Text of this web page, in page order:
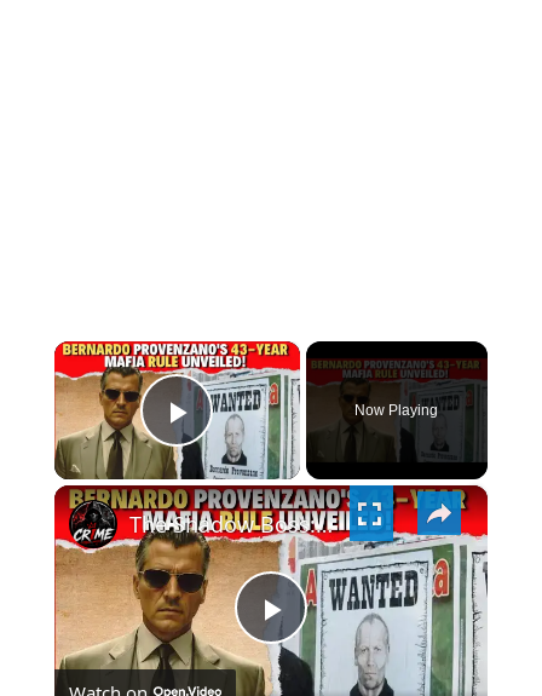
×
PLAY
VIDEO
Now Playing
×
PLAY
The Shadow Boss: Bernardo Provenzano's 43-Year Mafia Rule Unveiled!